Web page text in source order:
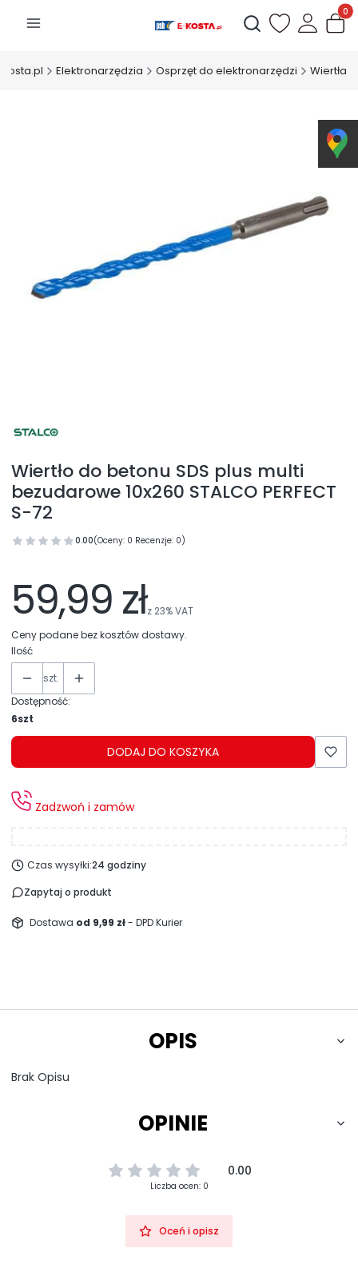
Otwórz wyszukiwarkę
Elektronarzędzia Osprzęt do elektronarzędzi Wiertła
Wiertło do betonu SDS plus multi
bezudarowe 10x260 STALCO PERFECT
S-72
0.00(Oceny: 0 Recenzje: 0)
59,99 złz 23%VAT
Ceny podane bez kosztów dostawy.
Ilość
szt.
Dostępność:
6szt
DODAJ DO KOSZYKA
Zadzwoń i zamów
Czas wysyłki:24 godziny
Zapytaj o produkt
Dostawa od 9,99 zł- DPD Kurier
OPIS
Brak Opisu
OPINIE
0.00
Liczba ocen: 0
Oceń i opisz